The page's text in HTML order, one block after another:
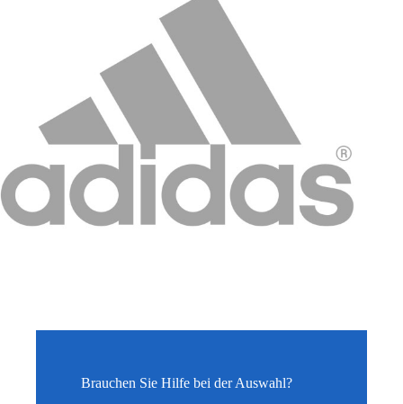
Brauchen Sie Hilfe bei der Auswahl?